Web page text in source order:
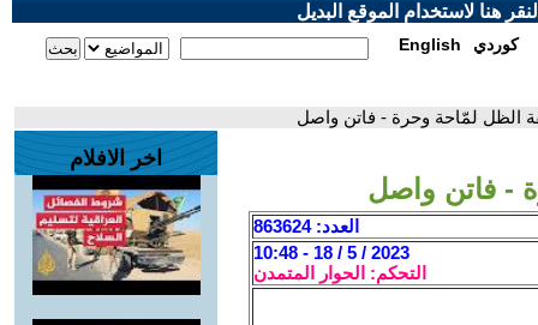
هنا لاستخدام الموقع البديل
English كوردي
الظل لمّاحة وحرة - فاتن واصل
- فاتن واصل
العدد: 863624
2023 / 5 / 18 - 10:48
التحكم: الحوار المتمدن
اخر الافلام